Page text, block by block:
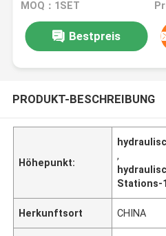
MOQ：1SET
Bestpreis
PRODUKT-BESCHREIBUNG
Höhepunkt:
,
Stations-
Herkunftsort CHINA